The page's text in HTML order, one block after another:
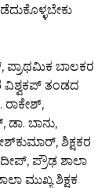
ಪ್ರಾಥಮಿಕ ಬಾಲಕರ
ವಿಶ್ವಕಪ್ ತಂಡದ
ರಾಕೇಶ್,
ಬಾನು,
ಶಿಕ್ಷಕರ
ಪ್ರೌಢ ಶಾಲಾ
ಮುಖ್ಯ ಶಿಕ್ಷಕ